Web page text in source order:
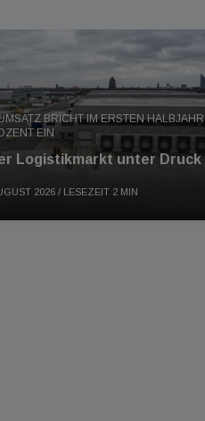
BRICHT IM ERSTEN HALBJAHR
EIN
Logistikmarkt unter Druck
2026 / LESEZEIT 2 MIN